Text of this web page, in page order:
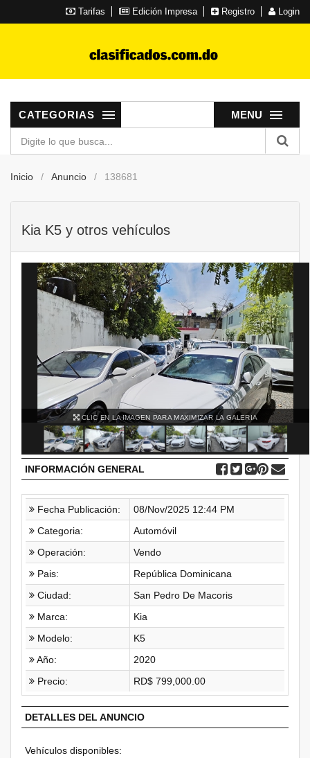
Tarifas Edición Impresa Registro Login
MENU
CATEGORIAS
Inicio Anuncio 138681
Kia K5 y otros vehículos
PARA MAXIMIZAR LA GALERIA CLIC EN LA
INFORMACIÓN GENERAL
Fecha Publicación:
08/Nov/2025 12:44 PM
Categoria:
Automóvil
Operación:
Vendo
Pais:
República Dominicana
Ciudad:
San Pedro De Macoris
Marca:
Kia
Modelo:
K5
Año:
2020
Precio:
RD$ 799,000.00
DETALLES DEL ANUNCIO
Vehículos disponibles: